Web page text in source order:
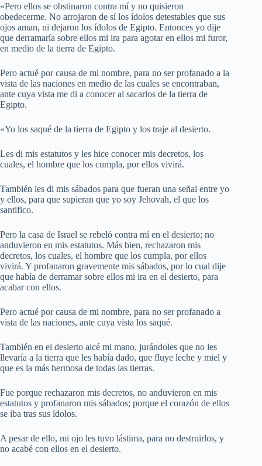
«Pero ellos se obstinaron contra mí y no quisieron
obedecerme. No arrojaron de sí los ídolos detestables que sus
ojos aman, ni dejaron los ídolos de Egipto. Entonces yo dije
que derramaría sobre ellos mi ira para agotar en ellos mi furor,
en medio de la tierra de Egipto.
Pero actué por causa de mi nombre, para no ser profanado a la
vista de las naciones en medio de las cuales se encontraban,
ante cuya vista me di a conocer al sacarlos de la tierra de
Egipto.
«Yo los saqué de la tierra de Egipto y los traje al desierto.
Les di mis estatutos y les hice conocer mis decretos, los
cuales, el hombre que los cumpla, por ellos vivirá.
También les di mis sábados para que fueran una señal entre yo
y ellos, para que supieran que yo soy Jehovah, el que los
santifico.
Pero la casa de Israel se rebeló contra mí en el desierto; no
anduvieron en mis estatutos. Más bien, rechazaron mis
decretos, los cuales, el hombre que los cumpla, por ellos
vivirá. Y profanaron gravemente mis sábados, por lo cual dije
que había de derramar sobre ellos mi ira en el desierto, para
acabar con ellos.
Pero actué por causa de mi nombre, para no ser profanado a
vista de las naciones, ante cuya vista los saqué.
También en el desierto alcé mi mano, jurándoles que no les
llevaría a la tierra que les había dado, que fluye leche y miel y
que es la más hermosa de todas las tierras.
Fue porque rechazaron mis decretos, no anduvieron en mis
estatutos y profanaron mis sábados; porque el corazón de ellos
se iba tras sus ídolos.
A pesar de ello, mi ojo les tuvo lástima, para no destruirlos, y
no acabé con ellos en el desierto.